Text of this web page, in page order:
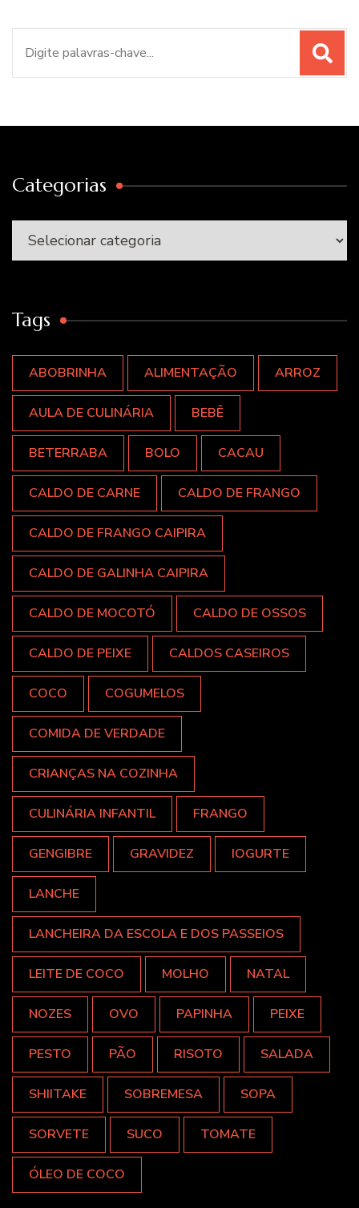
Categorias
Categorias
Tags
ABOBRINHA ALIMENTAÇÃO ARROZ
AULA DE CULINÁRIA BEBÊ
BETERRABA BOLO CACAU
CALDO DE CARNE CALDO DE FRANGO
CALDO DE FRANGO CAIPIRA
CALDO DE GALINHA CAIPIRA
CALDO DE MOCOTÓ CALDO DE OSSOS
CALDO DE PEIXE CALDOS CASEIROS
COCO COGUMELOS
COMIDA DE VERDADE
CRIANÇAS NA COZINHA
CULINÁRIA INFANTIL FRANGO
GENGIBRE GRAVIDEZ IOGURTE
LANCHE
LANCHEIRA DA ESCOLA E DOS PASSEIOS
LEITE DE COCO MOLHO NATAL
NOZES OVO PAPINHA PEIXE
PESTO PÃO RISOTO SALADA
SHIITAKE SOBREMESA SOPA
SORVETE SUCO TOMATE
ÓLEO DE COCO